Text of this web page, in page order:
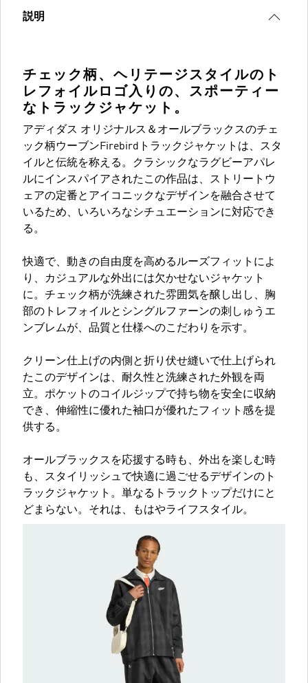
説明
チェック柄、ヘリテージスタイルのト
レフォイルロゴ入りの、スポーティー
なトラックジャケット。
アディダス オリジナルス＆オールブラックスのチェ
ック柄ウーブンFirebirdトラックジャケットは、スタ
イルと伝統を称える。クラシックなラグビーアパレ
ルにインスパイアされたこの作品は、ストリートウ
ェアの定番とアイコニックなデザインを融合させて
いるため、いろいろなシチュエーションに対応でき
る。
快適で、動きの自由度を高めるルーズフィットによ
り、カジュアルな外出には欠かせないジャケット
に。チェック柄が洗練された雰囲気を醸し出し、胸
部のトレフォイルとシングルファーンの刺しゅうエ
ンブレムが、品質と仕様へのこだわりを示す。
クリーン仕上げの内側と折り伏せ縫いで仕上げられ
たこのデザインは、耐久性と洗練された外観を両
立。ポケットのコイルジップで持ち物を安全に収納
でき、伸縮性に優れた袖口が優れたフィット感を提
供する。
オールブラックスを応援する時も、外出を楽しむ時
も、スタイリッシュで快適に過ごせるデザインのト
ラックジャケット。単なるトラックトップだけにと
どまらない。それは、もはやライフスタイル。